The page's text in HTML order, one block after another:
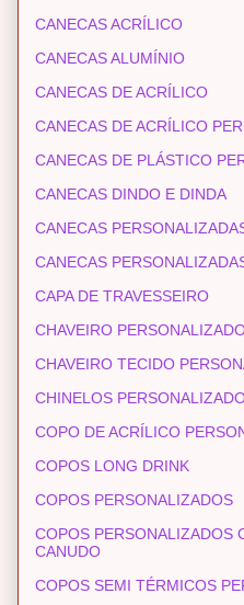
CANECAS ACRÍLICO
CANECAS ALUMÍNIO
CANECAS DE ACRÍLICO
CANECAS DE ACRÍLICO
CANECAS DE PLÁSTICO
CANECAS DINDO E DINDA
CANECAS
CANECAS
CAPA DE TRAVESSEIRO
CHAVEIRO
CHAVEIRO TECIDO
CHINELOS
COPO DE ACRÍLICO
COPOS LONG DRINK
COPOS PERSONALIZADOS
COPOS PERSONALIZADOS
CANUDO
COPOS SEMI TÉRMICOS